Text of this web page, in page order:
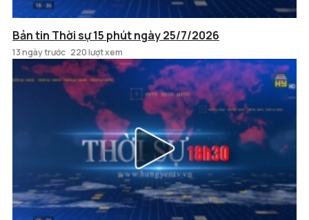
Bản tin Thời sự 15 phút ngày 25/7/2026
13 ngày trước 220 lượt xem